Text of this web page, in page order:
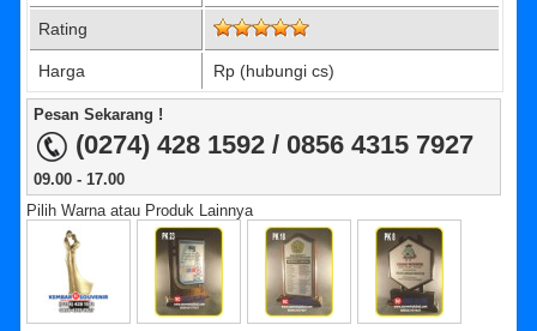
Rating
Harga Rp (hubungi cs)
Pesan Sekarang !
(0274) 428 1592 / 0856 4315 7927
09.00 - 17.00
Pilih Warna atau Produk Lainnya